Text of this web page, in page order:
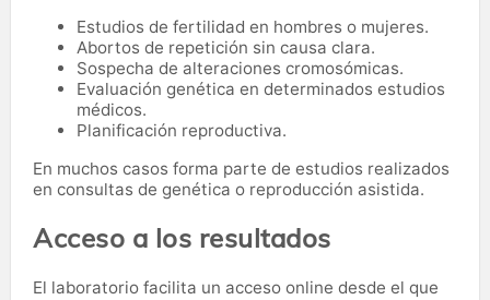
Estudios de fertilidad en hombres o mujeres.
Abortos de repetición sin causa clara.
Sospecha de alteraciones cromosómicas.
Evaluación genética en determinados estudios
médicos.
Planificación reproductiva.
En muchos casos forma parte de estudios realizados
en consultas de genética o reproducción asistida.
Acceso a los resultados
El laboratorio facilita un acceso online desde el que